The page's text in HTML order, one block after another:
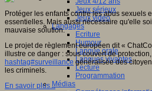
Jeux sérieux
Jeux vidéo
Langages
Ecriture
Humour
Langue orale
Langues vivantes
Lecture
Programmation
Médias
Protéger les enfants contre les abus sexuels
essentielles. Mais aussi nécessaire qu'elle
mauvaise solution.
Le projet de règlement européen dit «
illustre ce danger : sous couvert de
hashtag#surveillance généralisée des
les criminels.
En savoir plus...